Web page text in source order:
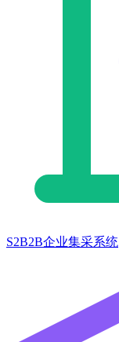
S2B2B企业集采系统